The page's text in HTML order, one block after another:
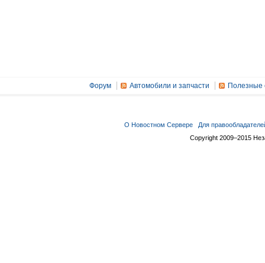
Форум Автомобили и запчасти Полезные
О Новостном Сервере
Для
Copyright 2009–2015